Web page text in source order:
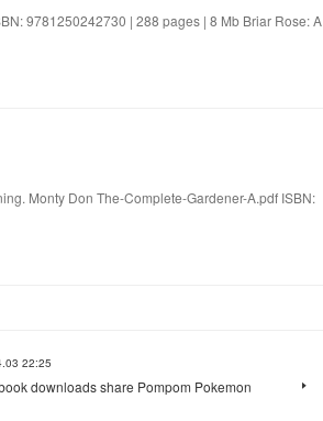
9781250242730 | 288 pages | 8 Mb Briar Rose: A
Monty Don The-Complete-Gardener-A.pdf ISBN:
22:25
downloads share Pompom Pokemon